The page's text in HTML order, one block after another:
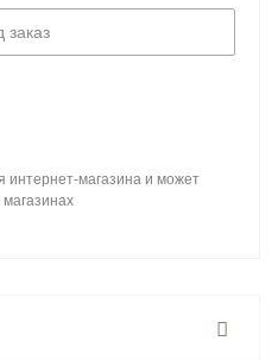
заказ
интернет-магазина и может